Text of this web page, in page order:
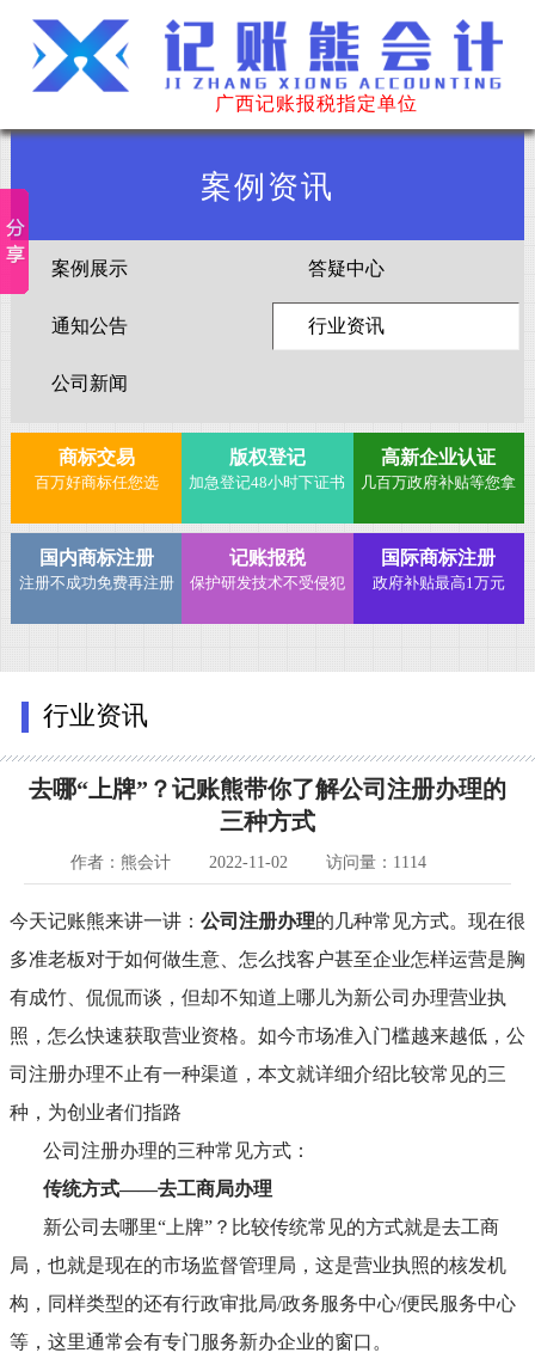
广西记账报税指定单位
案例资讯
案例展示 答疑中心
通知公告 行业资讯
公司新闻
商标交易
百万好商标任您选
版权登记
加急登记48小时下证书
高新企业认证
几百万政府补贴等您拿
国内商标注册
注册不成功免费再注册
记账报税
保护研发技术不受侵犯
国际商标注册
政府补贴最高1万元
行业资讯
去哪“上牌”？记账熊带你了解公司注册办理的
三种方式
作者：熊会计 2022-11-02 访问量：1114
今天记账熊来讲一讲： 公司注册办理的几种常见方式。现在很
多准老板对于如何做生意、怎么找客户甚至企业怎样运营是胸
有成竹、侃侃而谈，但却不知道上哪儿为新公司办理营业执
照，怎么快速获取营业资格。如今市场准入门槛越来越低，公
司注册办理不止有一种渠道，本文就详细介绍比较常见的三
种，为创业者们指路
公司注册办理的三种常见方式：
传统方式——去工商局办理
新公司去哪里“上牌”？比较传统常见的方式就是去工商
局，也就是现在的市场监督管理局，这是营业执照的核发机
构，同样类型的还有行政审批局/政务服务中心/便民服务中心
等，这里通常会有专门服务新办企业的窗口。